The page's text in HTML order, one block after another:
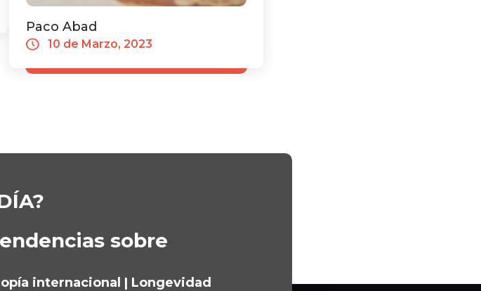
Paco Abad
10 de Marzo, 2023
sobre
internacional | Longevidad